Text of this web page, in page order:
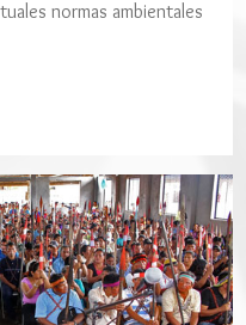
normas ambientales